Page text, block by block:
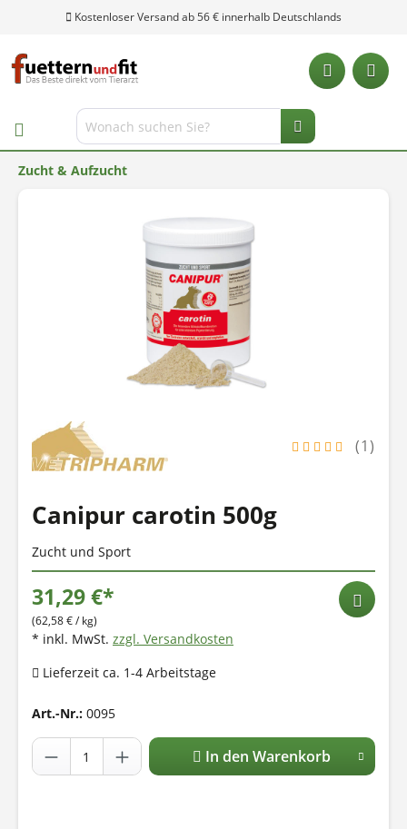
Kostenloser Versand ab 56 € innerhalb Deutschlands
Zucht & Aufzucht
(1)
Canipur carotin 500g
Zucht und Sport
31,29 €*
(62,58 € / kg)
* inkl. MwSt. zzgl. Versandkosten
Lieferzeit ca. 1-4 Arbeitstage
Art.-Nr.: 0095
In den Warenkorb